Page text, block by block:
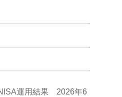
運用結果 2026年6